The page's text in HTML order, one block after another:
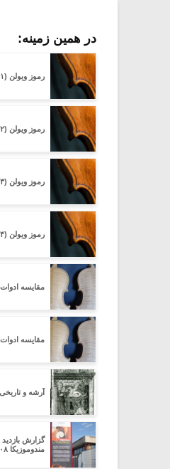
در همین زمینه:
رموز ویولن (۱)
رموز ویولن (۲)
رموز ویولن (۳)
رموز ویولن (۴)
مقایسه
مقایسه
آرشه و
گزارش بازدید
مندوموزیکا ۲۰۰۸ در کرمنا